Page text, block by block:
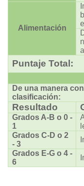
Alimentación
Puntaje Total:
De una manera
clasificación:
Resultado
Grados A-B o 0 -
1
Grados C-D o 2
- 3
Grados E-G o 4 -
6